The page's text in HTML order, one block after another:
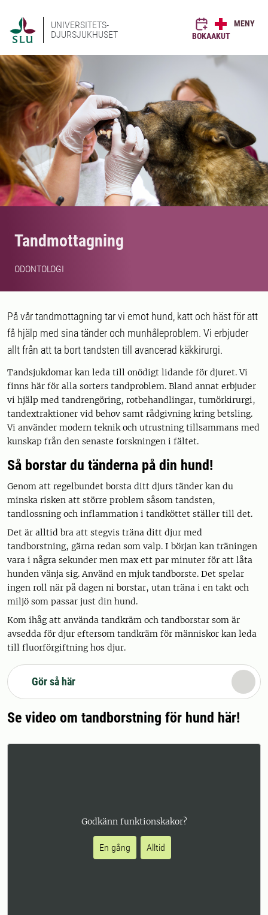
UNIVERSITETS-
DJURSJUKHUSET
BOKAAKUT
MENY
Tandmottagning
ODONTOLOGI
På vår tandmottagning tar vi emot hund, katt och häst för att
få hjälp med sina tänder och munhåleproblem. Vi erbjuder
allt från att ta bort tandsten till avancerad käkkirurgi.
Tandsjukdomar kan leda till onödigt lidande för djuret. Vi
finns här för alla sorters tandproblem. Bland annat erbjuder
vi hjälp med tandrengöring, rotbehandlingar, tumörkirurgi,
tandextraktioner vid behov samt rådgivning kring betsling.
Vi använder modern teknik och utrustning tillsammans med
kunskap från den senaste forskningen i fältet.
Så borstar du tänderna på din hund!
Genom att regelbundet borsta ditt djurs tänder kan du
minska risken att större problem såsom tandsten,
tandlossning och inflammation i tandköttet ställer till det.
Det är alltid bra att stegvis träna ditt djur med
tandborstning, gärna redan som valp. I början kan träningen
vara i några sekunder men max ett par minuter för att låta
hunden vänja sig. Använd en mjuk tandborste. Det spelar
ingen roll när på dagen ni borstar, utan träna i en takt och
miljö som passar just din hund.
Kom ihåg att använda tandkräm och tandborstar som är
avsedda för djur eftersom tandkräm för människor kan leda
till fluorförgiftning hos djur.
Gör så här
Se video om tandborstning för hund här!
Godkänn funktionskakor?
En gång Alltid